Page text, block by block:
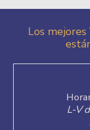
Los
L-V